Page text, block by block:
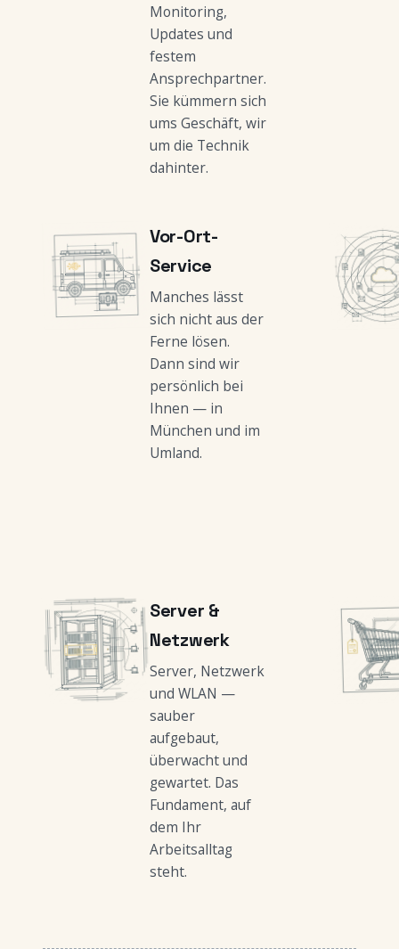
Monitoring,
Updates und
festem
Ansprechpartner.
Sie kümmern sich
ums Geschäft, wir
um die Technik
dahinter.
Vor-Ort-
Service
Manches lässt
sich nicht aus der
Ferne lösen.
Dann sind wir
persönlich bei
Ihnen — in
München und im
Umland.
Server &
Netzwerk
Server, Netzwerk
und WLAN —
sauber
aufgebaut,
überwacht und
gewartet. Das
Fundament, auf
dem Ihr
Arbeitsalltag
steht.